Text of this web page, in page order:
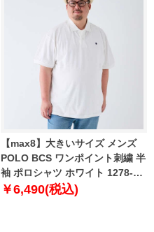
【max8】大きいサイズ メンズ
POLO BCS ワンポイント刺繍 半
袖 ポロシャツ ホワイト 1278-
4274-1 3L 4L 5L 6L 8L
￥6,490(税込)